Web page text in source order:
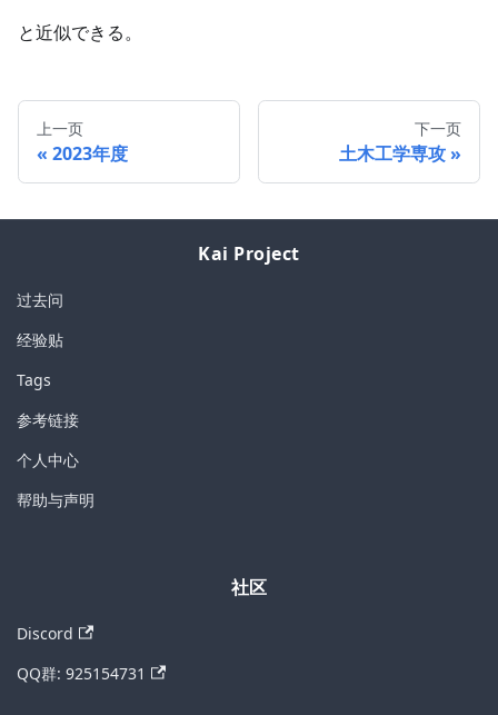
と近似できる。
上一页
2023年度
下一页
土木工学専攻
Kai Project
过去问
经验贴
Tags
参考链接
个人中心
帮助与声明
社区
Discord
QQ群: 925154731